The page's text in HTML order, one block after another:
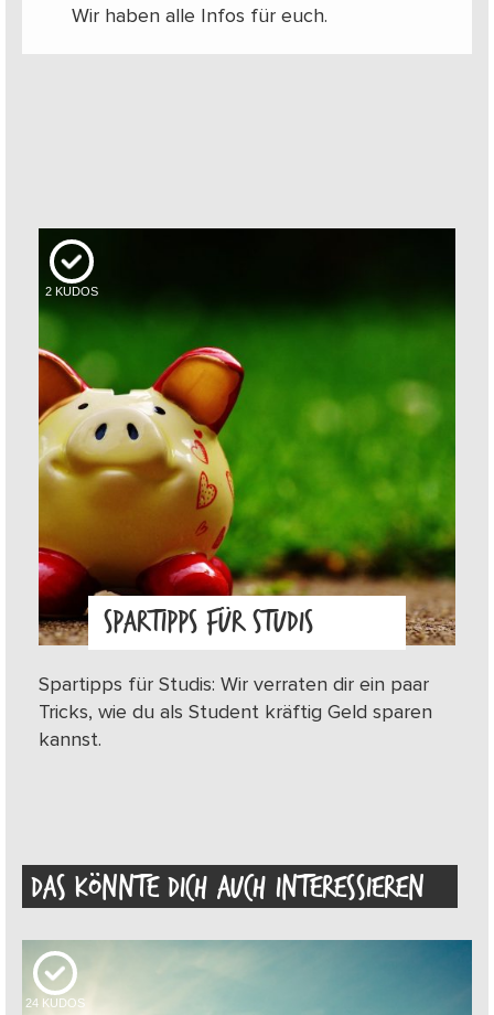
Wir haben alle Infos für euch.
2 KUDOS
SPARTIPPS FÜR STUDIS
Spartipps für Studis: Wir verraten dir ein paar
Tricks, wie du als Student kräftig Geld sparen
kannst.
DAS KÖNNTE DICH AUCH INTERESSIEREN
24 KUDOS